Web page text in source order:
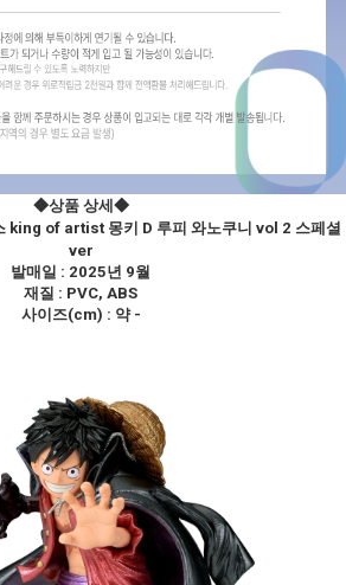
◆상품 상세◆
king of artist 몽키 D 루피 와노쿠니 vol 2 스페셜
ver
발매일 : 2025년 9월
재질 : PVC, ABS
사이즈(cm) : 약 -